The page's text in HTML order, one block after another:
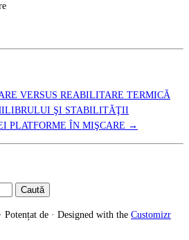
VERSUS REABILITARE TERMICĂ
ŞI STABILITĂŢII
PLATFORME ÎN MIŞCARE →
· Potențat de · Designed with the Customizr